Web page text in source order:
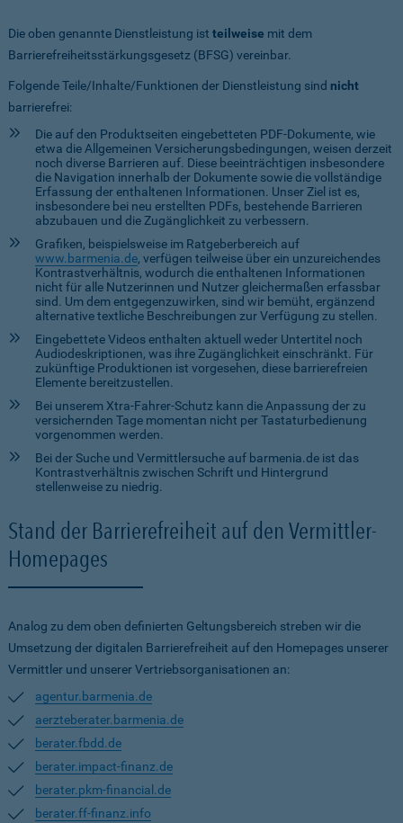
Die oben genannte Dienstleistung ist teilweise mit dem
Barrierefreiheitsstärkungsgesetz (BFSG) vereinbar.
Folgende Teile/Inhalte/Funktionen der Dienstleistung sind nicht
barrierefrei:
Die auf den Produktseiten eingebetteten PDF-Dokumente, wie
etwa die Allgemeinen Versicherungsbedingungen, weisen derzeit
noch diverse Barrieren auf. Diese beeinträchtigen insbesondere
die Navigation innerhalb der Dokumente sowie die vollständige
Erfassung der enthaltenen Informationen. Unser Ziel ist es,
insbesondere bei neu erstellten PDFs, bestehende Barrieren
abzubauen und die Zugänglichkeit zu verbessern.
Grafiken, beispielsweise im Ratgeberbereich auf
www.barmenia.de, verfügen teilweise über ein unzureichendes
Kontrastverhältnis, wodurch die enthaltenen Informationen
nicht für alle Nutzerinnen und Nutzer gleichermaßen erfassbar
sind. Um dem entgegenzuwirken, sind wir bemüht, ergänzend
alternative textliche Beschreibungen zur Verfügung zu stellen.
Eingebettete Videos enthalten aktuell weder Untertitel noch
Audiodeskriptionen, was ihre Zugänglichkeit einschränkt. Für
zukünftige Produktionen ist vorgesehen, diese barrierefreien
Elemente bereitzustellen.
Bei unserem Xtra-Fahrer-Schutz kann die Anpassung der zu
versichernden Tage momentan nicht per Tastaturbedienung
vorgenommen werden.
Bei der Suche und Vermittlersuche auf barmenia.de ist das
Kontrastverhältnis zwischen Schrift und Hintergrund
stellenweise zu niedrig.
Stand der Barrierefreiheit auf den Vermittler-
Homepages
Analog zu dem oben definierten Geltungsbereich streben wir die
Umsetzung der digitalen Barrierefreiheit auf den Homepages unserer
Vermittler und unserer Vertriebsorganisationen an:
agentur.barmenia.de
aerzteberater.barmenia.de
berater.fbdd.de
berater.impact-finanz.de
berater.pkm-financial.de
berater.ff-finanz.info